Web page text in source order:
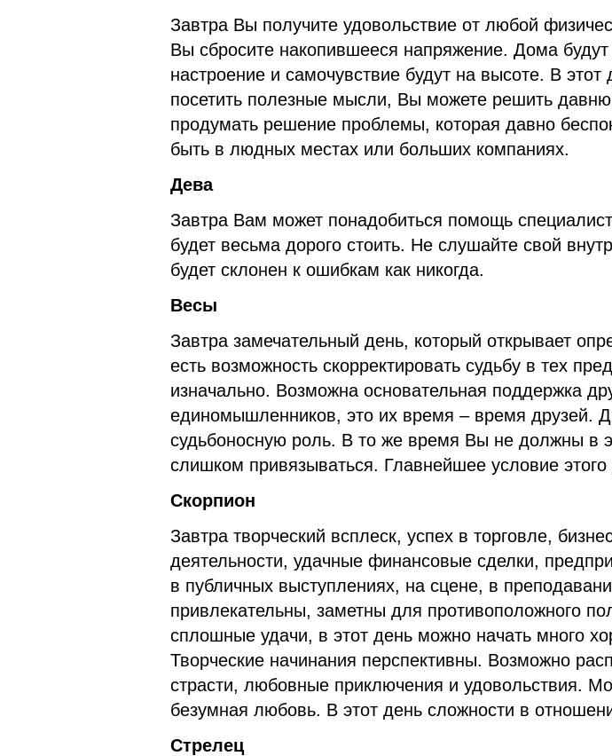
Завтра Вы получите удовольствие от любой
Вы сбросите накопившееся напряжение. Дома
настроение и самочувствие будут на высоте. В этот
посетить полезные мысли, Вы можете решить
продумать решение проблемы, которая давно
быть в людных местах или больших компаниях.
Дева
Завтра Вам может понадобиться помощь
будет весьма дорого стоить. Не слушайте свой
будет склонен к ошибкам как никогда.
Весы
Завтра замечательный день, который открывает
есть возможность скорректировать судьбу в тех
изначально. Возможна основательная поддержка
единомышленников, это их время – время друзей.
судьбоносную роль. В то же время Вы не должны в
слишком привязываться. Главнейшее условие этого
Скорпион
Завтра творческий всплеск, успех в торговле,
деятельности, удачные финансовые сделки,
в публичных выступлениях, на сцене, в
привлекательны, заметны для противоположного
сплошные удачи, в этот день можно начать много
Творческие начинания перспективны. Возможно
страсти, любовные приключения и удовольствия.
безумная любовь. В этот день сложности в
Стрелец